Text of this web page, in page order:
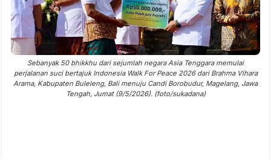
Sebanyak 50 bhikkhu dari sejumlah negara Asia Tenggara memulai
perjalanan suci bertajuk Indonesia Walk For Peace 2026 dari Brahma Vihara
Arama, Kabupaten Buleleng, Bali menuju Candi Borobudur, Magelang, Jawa
Tengah, Jumat (9/5/2026). (foto/sukadana)